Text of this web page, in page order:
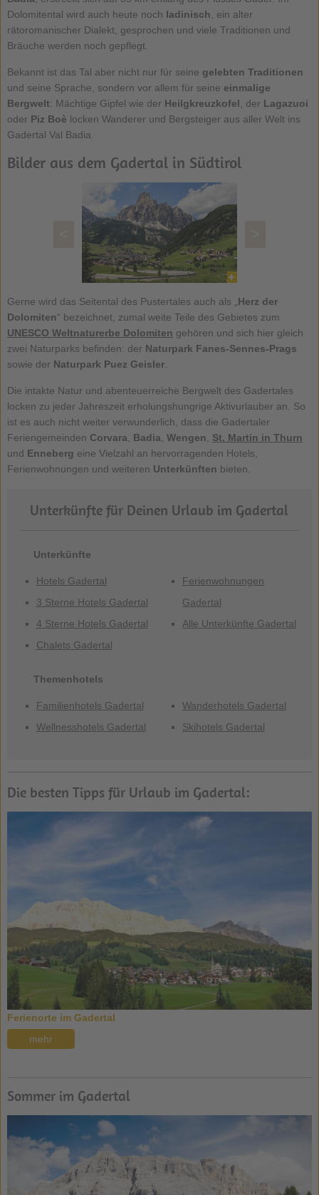
Dolomitental wird auch heute noch ladinisch , ein alter
rätoromanischer Dialekt, gesprochen und viele Traditionen und
Bräuche werden noch gepflegt.
Bekannt ist das Tal aber nicht nur für seine gelebten Traditionen
und seine Sprache, sondern vor allem für seine einmalige
Bergwelt: Mächtige Gipfel wie der Heilgkreuzkofel , der Lagazuoi
oder Piz Boè locken Wanderer und Bergsteiger aus aller Welt ins
Gadertal Val Badia.
Bilder aus dem Gadertal in Südtirol
Gerne wird das Seitental des Pustertales auch als „ Herz der
Dolomiten“ bezeichnet, zumal weite Teile des Gebietes zum
UNESCO Weltnaturerbe Dolomiten gehören und sich hier gleich
zwei Naturparks befinden: der Naturpark Fanes-Sennes-Prags
sowie der Naturpark Puez Geisler.
Die intakte Natur und abenteuerreiche Bergwelt des Gadertales
locken zu jeder Jahreszeit erholungshungrige Aktivurlauber an. So
ist es auch nicht weiter verwunderlich, dass die Gadertaler
Feriengemeinden Corvara Badia Wengen
St. Martin in Thurn
und Enneberg eine Vielzahl an hervorragenden Hotels,
Ferienwohnungen und weiteren Unterkünften bieten.
Unterkünfte für Deinen Urlaub im Gadertal
Unterkünfte
Hotels Gadertal
3 Sterne Hotels Gadertal
4 Sterne Hotels Gadertal
Chalets Gadertal
Ferienwohnungen
Gadertal
Alle Unterkünfte Gadertal
Themenhotels
Familienhotels Gadertal
Wellnesshotels Gadertal
Wanderhotels Gadertal
Skihotels Gadertal
Die besten Tipps für Urlaub im Gadertal:
Ferienorte im Gadertal
mehr
Sommer im Gadertal